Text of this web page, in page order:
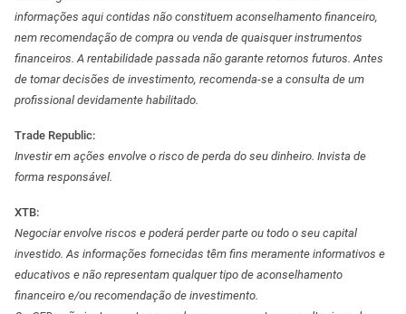
informações aqui contidas não constituem aconselhamento financeiro,
nem recomendação de compra ou venda de quaisquer instrumentos
financeiros. A rentabilidade passada não garante retornos futuros. Antes
de tomar decisões de investimento, recomenda-se a consulta de um
profissional devidamente habilitado.
Trade Republic:
Investir em ações envolve o risco de perda do seu dinheiro. Invista de
forma responsável.
XTB:
Negociar envolve riscos e poderá perder parte ou todo o seu capital
investido. As informações fornecidas têm fins meramente informativos e
educativos e não representam qualquer tipo de aconselhamento
financeiro e/ou recomendação de investimento.